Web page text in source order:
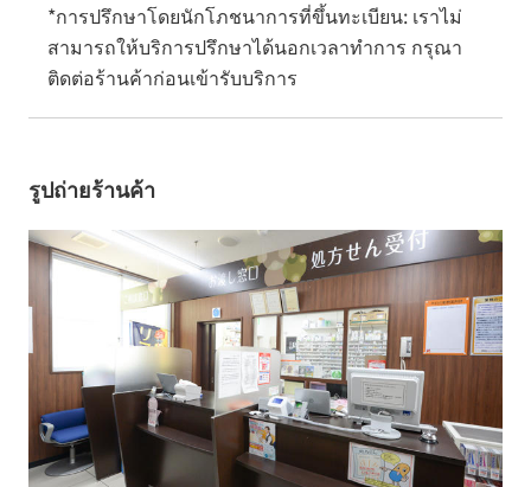
*การปรึกษาโดยนักโภชนาการที่ขึ้นทะเบียน: เราไม่
สามารถให้บริการปรึกษาได้นอกเวลาทำการ กรุณา
ติดต่อร้านค้าก่อนเข้ารับบริการ
รูปถ่ายร้านค้า